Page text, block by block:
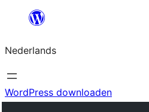
de
inhoud
Nederlands
WordPress downloaden